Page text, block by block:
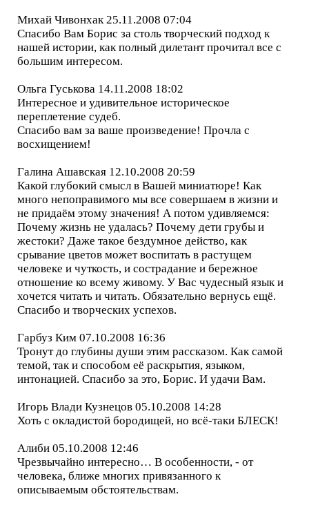
Михай Чивонхак 25.11.2008 07:04
Спасибо Вам Борис за столь творческий подход к
нашей истории, как полный дилетант прочитал все с
большим интересом.
Ольга Гуськова 14.11.2008 18:02
Интересное и удивительное историческое
переплетение судеб.
Спасибо вам за ваше произведение! Прочла с
восхищением!
Галина Ашавская 12.10.2008 20:59
Какой глубокий смысл в Вашей миниатюре! Как
много непоправимого мы все совершаем в жизни и
не придаём этому значения! А потом удивляемся:
Почему жизнь не удалась? Почему дети грубы и
жестоки? Даже такое бездумное действо, как
срывание цветов может воспитать в растущем
человеке и чуткость, и сострадание и бережное
отношение ко всему живому. У Вас чудесный язык и
хочется читать и читать. Обязательно вернусь ещё.
Спасибо и творческих успехов.
Гарбуз Ким 07.10.2008 16:36
Тронут до глубины души этим рассказом. Как самой
темой, так и способом её раскрытия, языком,
интонацией. Спасибо за это, Борис. И удачи Вам.
Игорь Влади Кузнецов 05.10.2008 14:28
Хоть с окладистой бородищей, но всё-таки БЛЕСК!
Алиби 05.10.2008 12:46
Чрезвычайно интересно… В особенности, - от
человека, ближе многих привязанного к
описываемым обстоятельствам.